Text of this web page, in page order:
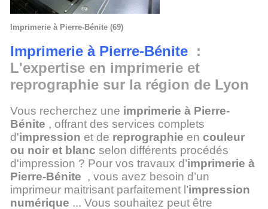
Imprimerie à Pierre-Bénite (69)
Imprimerie à Pierre-Bénite :
L'expertise en imprimerie et
reprographie sur la région de Lyon
Vous recherchez une imprimerie à Pierre-
Bénite , offrant des services complets
d'impression et de reprographie encouleur
ou noir et blanc selon différents procédés
d'impression ? Pour vos travaux d’imprimerie à
Pierre-Bénite , vous avez besoin d’un
imprimeur maitrisant parfaitement l’impression
numérique ... Vous souhaitez peut être